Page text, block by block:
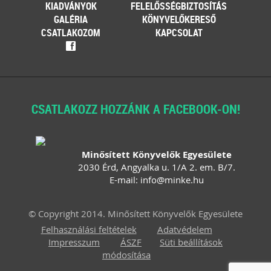
KIADVÁNYOK
FELELŐSSÉGBIZTOSÍTÁS
GALÉRIA
KÖNYVELŐKERESŐ
CSATLAKOZOM
KAPCSOLAT
f
CSATLAKOZZ HOZZÁNK A FACEBOOK-ON!
Minősített Könyvelők Egyesülete
2030 Érd, Angyalka u. 1/A 2. em. B/7.
E-mail: info@minke.hu
© Copyright 2014. Minősített Könyvelők Egyesülete
Felhasználási feltételek
Adatvédelem
Impresszum
ÁSZF
Süti beállítások
módosítása